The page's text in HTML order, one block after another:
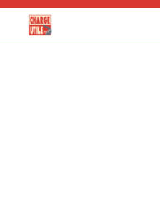
cookies